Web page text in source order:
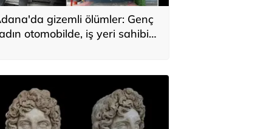
gizemli ölümler: Genç
otomobilde, iş yeri sahibi